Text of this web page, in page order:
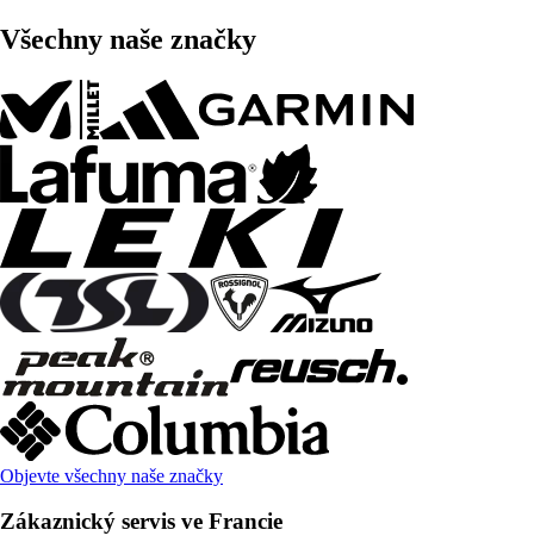
Všechny naše značky
Objevte všechny naše značky
Zákaznický servis ve Francie